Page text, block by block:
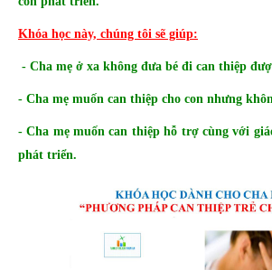
Khóa học này, chúng tôi sẽ giúp:
- Cha mẹ ở xa không đưa bé đi can thiệp
- Cha mẹ muốn can thiệp cho con nhưng
- Cha mẹ muốn can thiệp hỗ trợ cùng với
phát triển.